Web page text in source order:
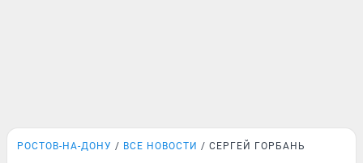
РОСТОВ-НА-ДОНУ ВСЕ НОВОСТИ СЕРГЕЙ ГОРБАНЬ